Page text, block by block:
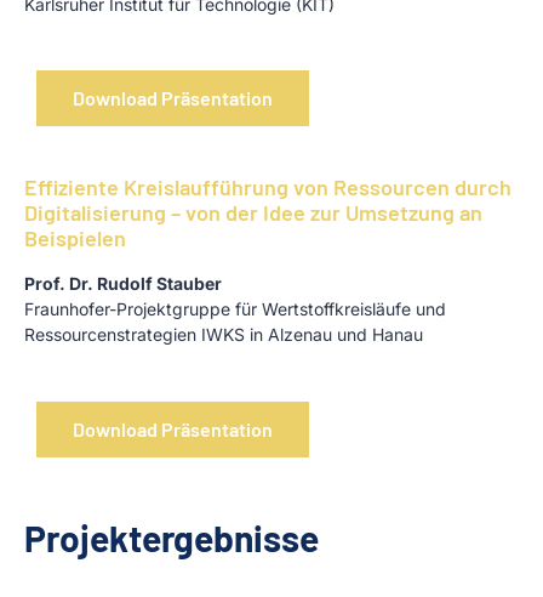
Download Präsentation
Effiziente Kreislaufführung von Ressourcen durch
Digitalisierung – von der Idee zur Umsetzung an
Beispielen
Prof. Dr. Rudolf Stauber
Fraunhofer-Projektgruppe für Wertstoffkreisläufe und
Ressourcenstrategien IWKS in Alzenau und Hanau
Download Präsentation
Projektergebnisse